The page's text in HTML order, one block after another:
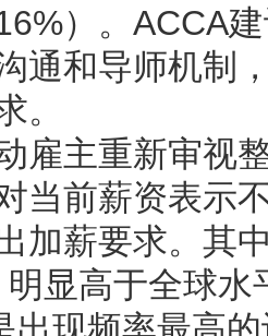
）。ACCA
通和导师机制
。
雇主重新审视
当前薪资表示
加薪要求。其
显高于全球